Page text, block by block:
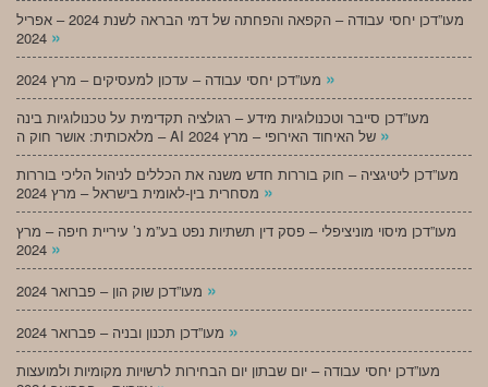
מעו”דכן יחסי עבודה – הקפאה והפחתה של דמי הבראה לשנת 2024 – אפריל
»
»
מעו”דכן סייבר וטכנולוגיות מידע – רגולציה תקדימית על טכנולוגיות בינה
»
מעו”דכן ליטיגציה – חוק בוררות חדש משנה את הכללים לניהול הליכי בוררות
»
מעו”דכן מיסוי מוניציפלי – פסק דין תשתיות נפט בע”מ נ’ עיריית חיפה – מרץ
»
»
»
מעו”דכן יחסי עבודה – יום שבתון יום הבחירות לרשויות מקומיות ולמועצות